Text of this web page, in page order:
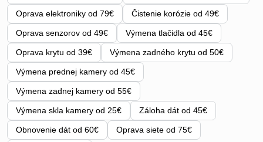
Oprava elektroniky od 79€ Čistenie korózie od 49€
Oprava senzorov od 49€ Výmena tlačidla od 45€
Oprava krytu od 39€ Výmena zadného krytu od 50€
Výmena prednej kamery od 45€
Výmena zadnej kamery od 55€
Výmena skla kamery od 25€ Záloha dát od 45€
Obnovenie dát od 60€ Oprava siete od 75€